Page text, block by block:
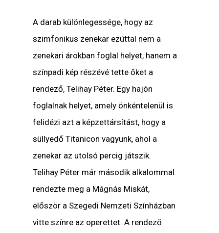
A darab különlegessége, hogy az
szimfonikus zenekar ezúttal nem a
zenekari árokban foglal helyet, hanem a
színpadi kép részévé tette őket a
rendező, Telihay Péter. Egy hajón
foglalnak helyet, amely önkéntelenül is
felidézi azt a képzettársítást, hogy a
süllyedő Titanicon vagyunk, ahol a
zenekar az utolsó percig játszik.
Telihay Péter már második alkalommal
rendezte meg a Mágnás Miskát,
először a Szegedi Nemzeti Színházban
vitte színre az operettet. A rendező